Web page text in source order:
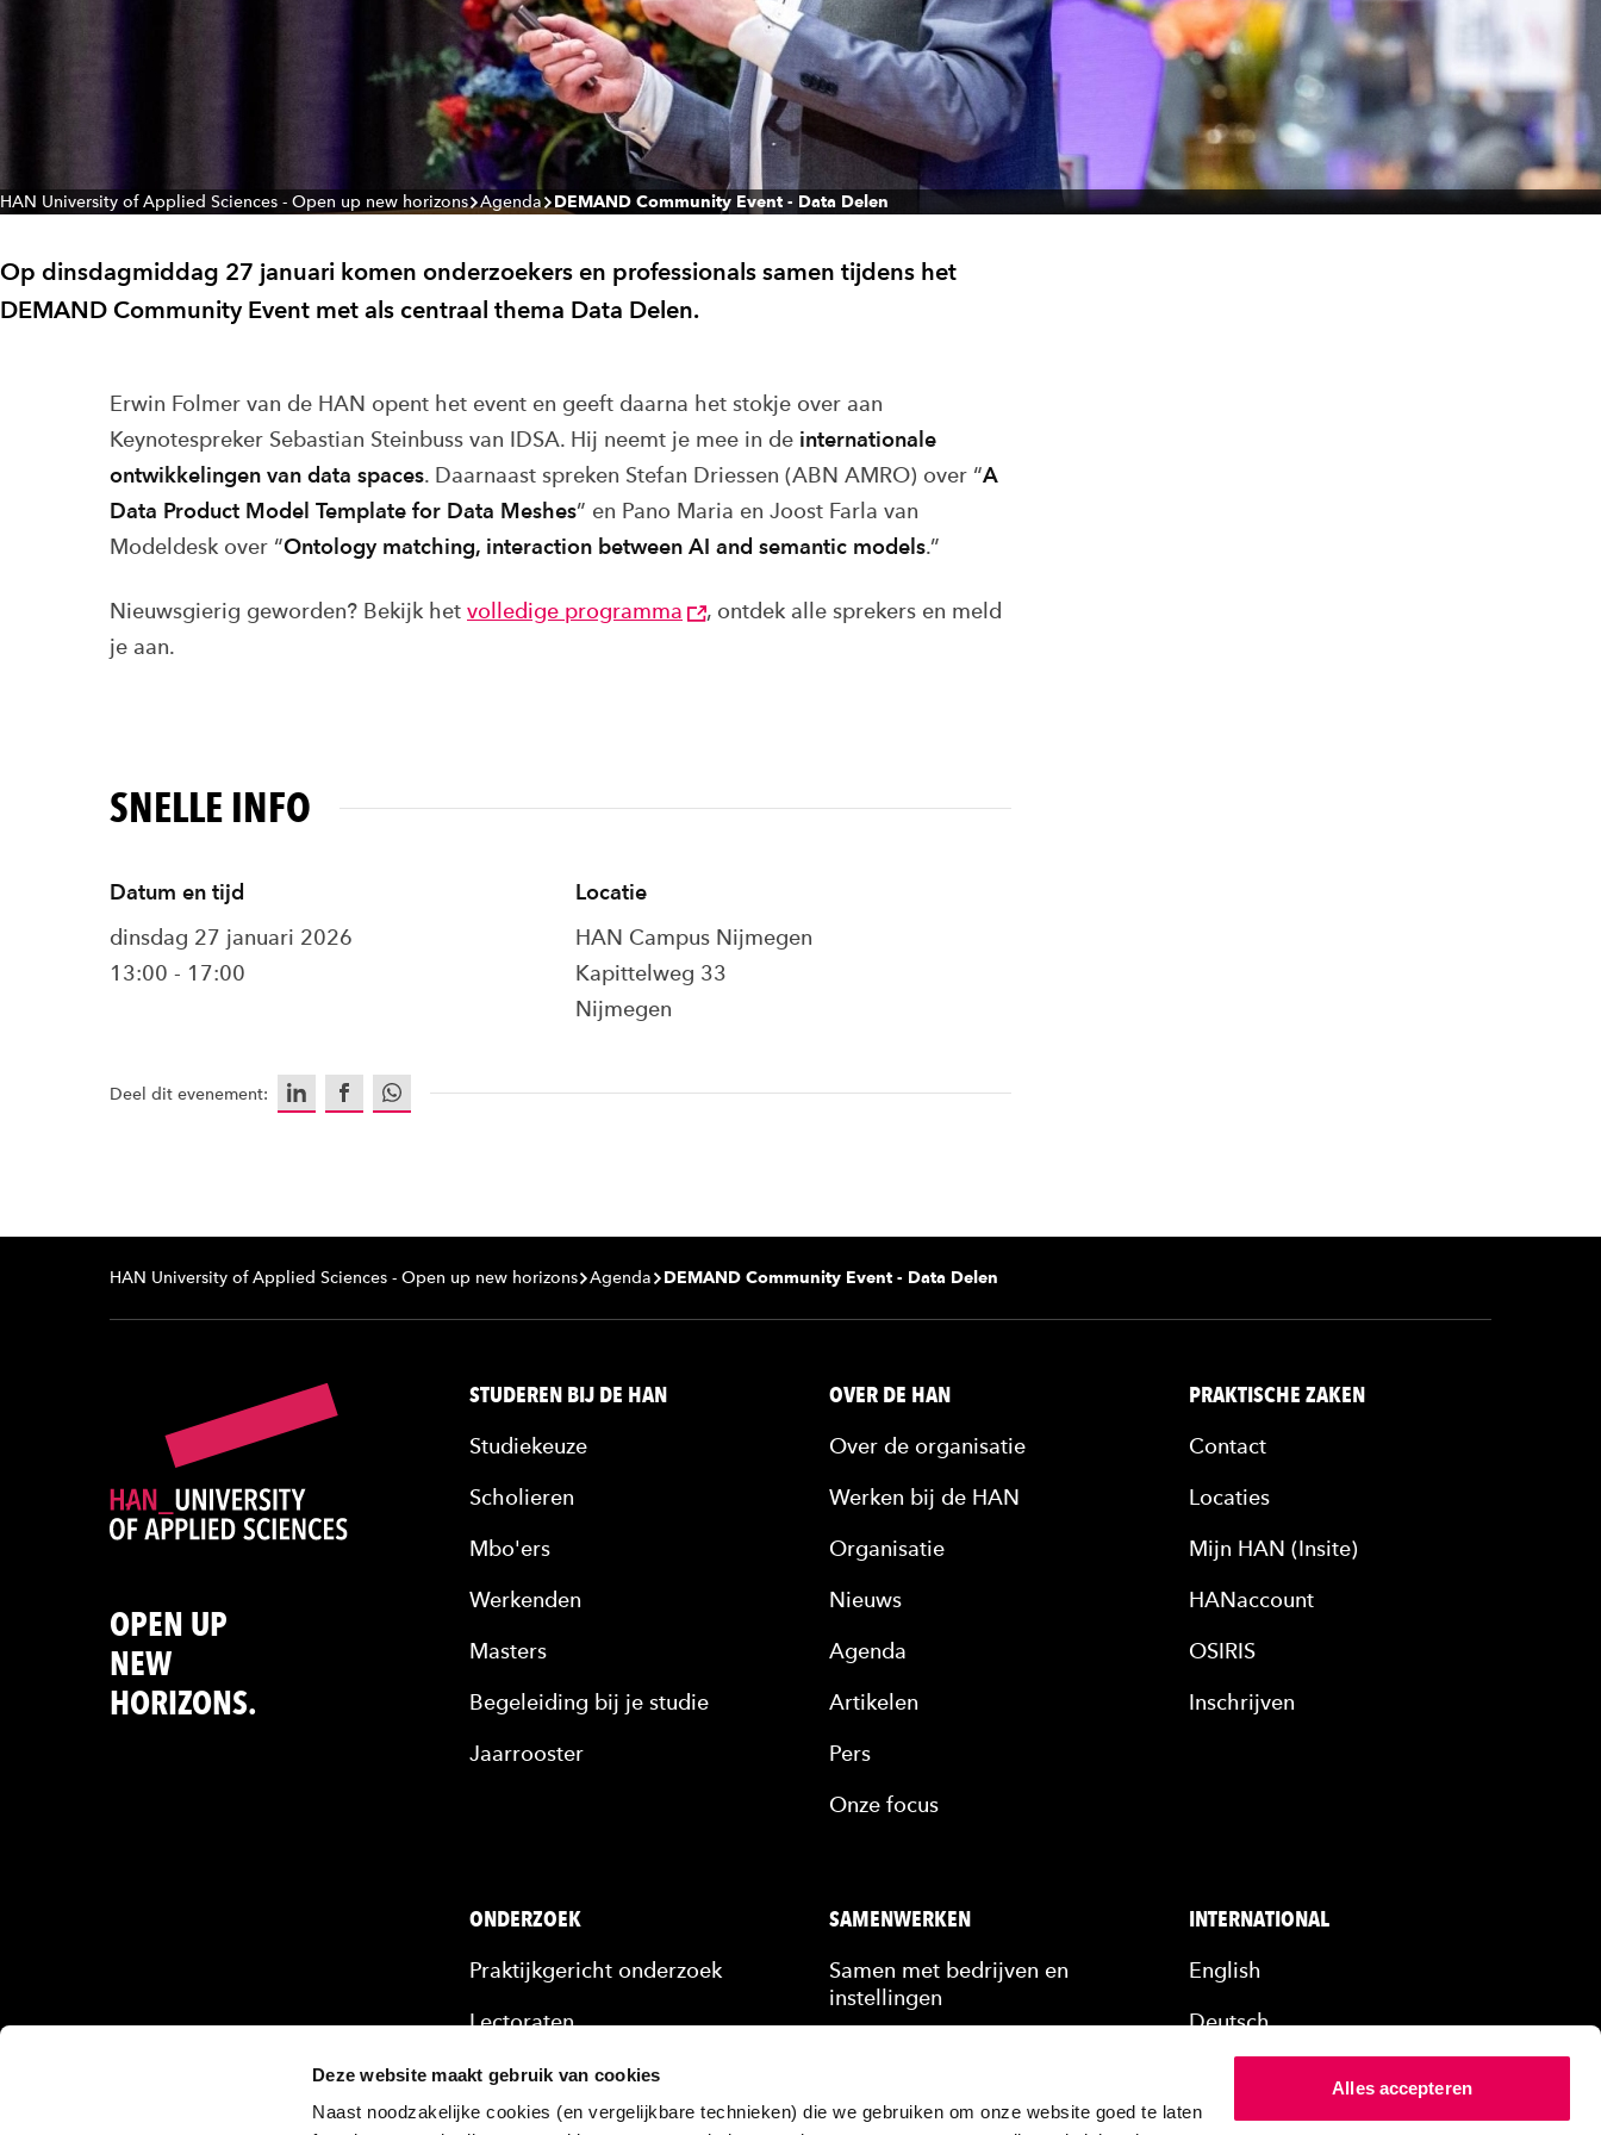
Deze website maakt gebruik van cookies
Naast noodzakelijke cookies (en vergelijkbare technieken) die we gebruiken om onze website goed te laten
Alles accepteren
HAN University of Applied Sciences - Open up new horizons Agenda DEMAND Community Event - Data Delen
Op dinsdagmiddag 27 januari komen onderzoekers en professionals samen tijdens het
DEMAND Community Event met als centraal thema Data Delen.
Erwin Folmer van de HAN opent het event en geeft daarna het stokje over aan
Keynotespreker Sebastian Steinbuss van IDSA. Hij neemt je mee in de internationale
ontwikkelingen van data spaces. Daarnaast spreken Stefan Driessen (ABN AMRO) over “A
Data Product Model Template for Data Meshes” en Pano Maria en Joost Farla van
Modeldesk over “Ontology matching, interaction between AI and semantic models.”
Nieuwsgierig geworden? Bekijk het volledige programma
, ontdek alle sprekers en meld
je aan.
SNELLE INFO
Datum en tijd
dinsdag 27 januari 2026
13:00 - 17:00
Locatie
HAN Campus Nijmegen
Kapittelweg 33
Nijmegen
Deel dit evenement: LinkedInFacebookWhatsApp
HAN University of Applied Sciences - Open up new horizons Agenda DEMAND Community Event - Data Delen
OPEN UP
NEW
HORIZONS.
STUDEREN BIJ DE HAN
Studiekeuze
Scholieren
Mbo'ers
Werkenden
Masters
Begeleiding bij je studie
Jaarrooster
OVER DE HAN
Over de organisatie
Werken bij de HAN
Organisatie
Nieuws
Agenda
Artikelen
Pers
Onze focus
PRAKTISCHE ZAKEN
Contact
Locaties
Mijn HAN (Insite)
HANaccount
OSIRIS
Inschrijven
ONDERZOEK
Praktijkgericht onderzoek
Lectoraten
Mensen
Onze kennis
SAMENWERKEN
Samen met bedrijven en
instellingen
Scholing van medewerkers
INTERNATIONAL
English
Deutsch